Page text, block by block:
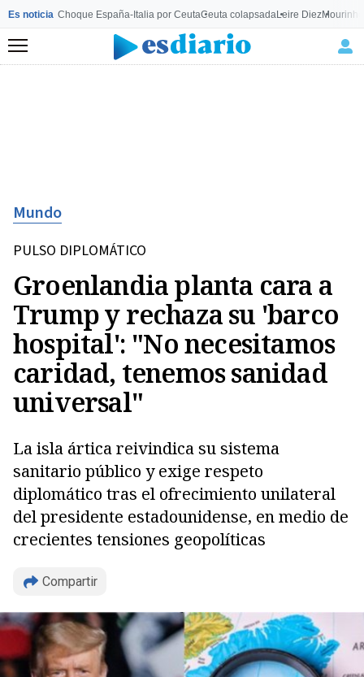
Es noticia Choque España-Italia por CeutaCeuta colapsadaLeire Diez
Menú
Mundo
PULSO DIPLOMÁTICO
Groenlandia planta cara a
Trump y rechaza su 'barco
hospital': "No necesitamos
caridad, tenemos sanidad
universal"
La isla ártica reivindica su sistema
sanitario público y exige respeto
diplomático tras el ofrecimiento unilateral
del presidente estadounidense, en medio de
crecientes tensiones geopolíticas
Compartir
Copiar